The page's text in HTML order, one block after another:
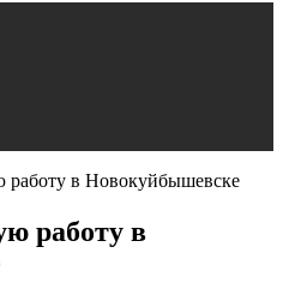
работу в Новокуйбышевске
работу в